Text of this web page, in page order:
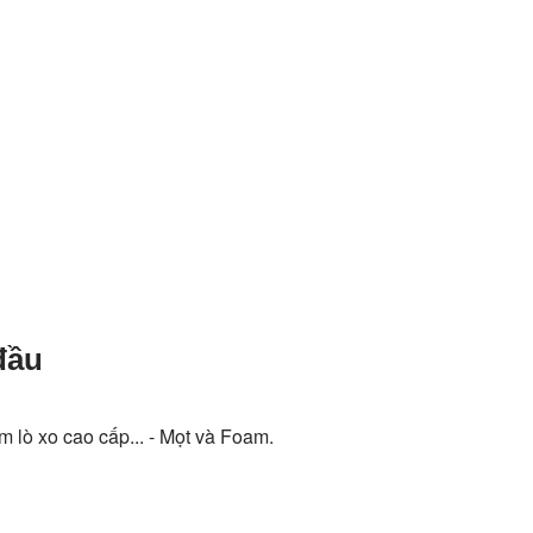
lò xo cao cấp... - Mọt và Foam.